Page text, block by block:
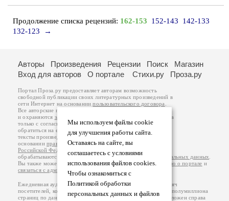
Продолжение списка рецензий: 162-153 152-143
142-133
132-123
→
Мы используем файлы cookie
для улучшения работы сайта.
Оставаясь на сайте, вы
соглашаетесь с условиями
использования файлов cookies.
Чтобы ознакомиться с
Политикой обработки
персональных данных и файлов
Авторы Произведения Рецензии Поиск
Магазин
Вход для авторов
О портале Стихи.ру Проза.ру
Портал Проза.ру предоставляет авторам возможность
свободной публикации своих литературных произведений в
сети Интернет на основаниипользовательского договора
Все авторские права на произведения принадлежат авторам
и охраняются законом
. Перепечатка произведений возможна
только с согласия его автора, к которому вы можете
обратиться на его авторской странице. Ответственность за
тексты произведений авторы несут самостоятельно на
основанииправил публикацииизаконодательства
Российской Федерации
обрабатываются на основанииПолитики обработки персональных данных
Вы также можете посмотреть более подробнуюинформацию о портале и
связаться с администрацией
Ежедневная аудитория портала Проза.ру – порядка 100 тысяч
посетителей, которые в общей сумме просматривают более полумиллиона
страниц по данным счетчика посещаемости, который расположен справа